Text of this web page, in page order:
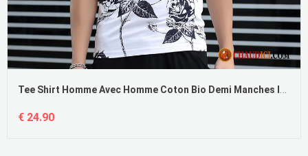
Tee Shirt Homme Avec Homme Coton Bio Demi Manches Impression Décontractée Fleur France
€ 24.90